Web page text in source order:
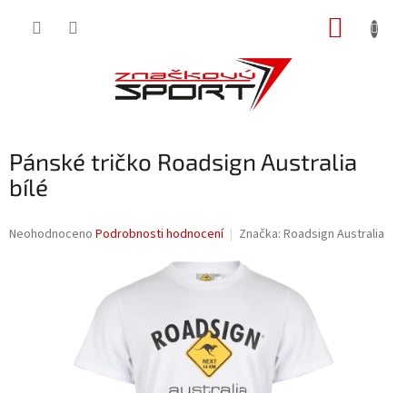
Pánské tričko Roadsign Australia
bílé
Průměrné
Neohodnoceno Podrobnosti hodnocení Značka: Roadsign Australia